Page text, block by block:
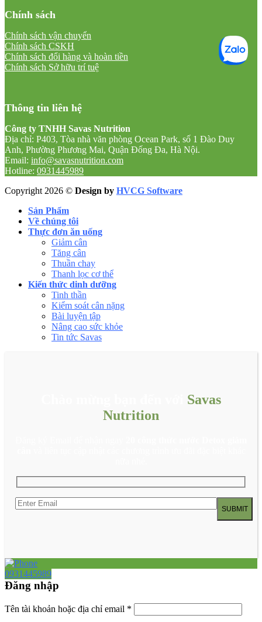
Chính sách
Chính sách vận chuyển
Chính sách CSKH
Chính sách đổi hàng và hoàn tiền
Chính sách Sở hữu trí tuệ
Thông tin liên hệ
Công ty TNHH Savas Nutrition
Địa chỉ: P403, Tòa nhà văn phòng Ocean Park, số 1 Đào Duy
Anh, Phường Phương Mai, Quận Đống Đa, Hà Nội.
Email: info@savasnutrition.com
Hotline: 0931445989
Copyright 2026 © Design by HVCG Software
Sản Phẩm
Về chúng tôi
Thực đơn ăn uống
Giảm cân
Tăng cân
Thuần chay
Thanh lọc cơ thể
Kiến thức dinh dưỡng
Tinh thần
Kiểm soát cân nặng
Bài luyện tập
Nâng cao sức khỏe
Tin tức Savas
Savas
Nutrition
0931445989
Đăng nhập
Tên tài khoản hoặc địa chỉ email *